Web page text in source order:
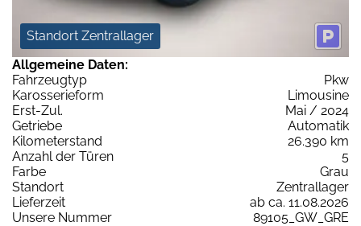
Standort Zentrallager
Allgemeine Daten:
Fahrzeugtyp
Pkw
Karosserieform
Limousine
Erst-Zul.
Mai / 2024
Getriebe
Automatik
Kilometerstand
26.390 km
Anzahl der Türen
5
Farbe
Grau
Standort
Zentrallager
Lieferzeit
ab ca. 11.08.2026
Unsere Nummer
89105_GW_GRE